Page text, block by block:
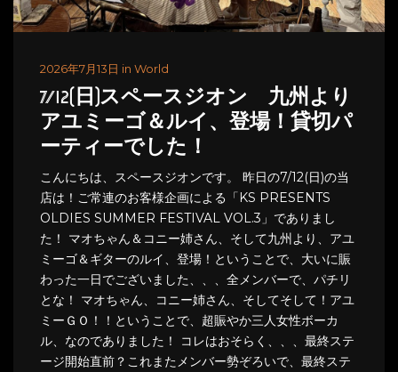
2026年7月13日 in World
7/12(日)スペースジオン 九州より
アユミーゴ＆ルイ、登場！貸切パ
ーティーでした！
こんにちは、スペースジオンです。 昨日の7/12(日)の当
店は！ご常連のお客様企画による「KS PRESENTS
OLDIES SUMMER FESTIVAL VOL.3」でありまし
た！ マオちゃん＆コニー姉さん、そして九州より、アユ
ミーゴ＆ギターのルイ、登場！ということで、大いに賑
わった一日でございました、、、全メンバーで、パチリ
とな！ マオちゃん、コニー姉さん、そしてそして！アユ
ミーＧＯ！！ということで、超賑やか三人女性ボーカ
ル、なのでありました！ コレはおそらく、、、最終ステ
ージ開始直前？これまたメンバー勢ぞろいで、最終ステ